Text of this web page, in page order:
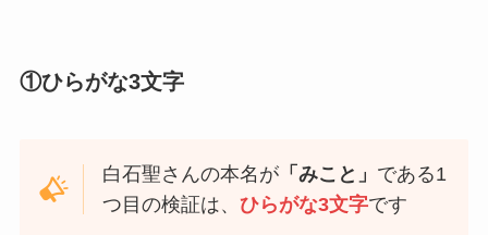
①ひらがな3文字
白石聖さんの本名が 「みこと」 である1
つ目の検証は、ひらがな3文字です